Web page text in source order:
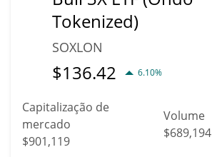
Tokenized)
SOXLON
$136.42 6.10%
Capitalização de
mercado
$901,119
Volume
$689,194